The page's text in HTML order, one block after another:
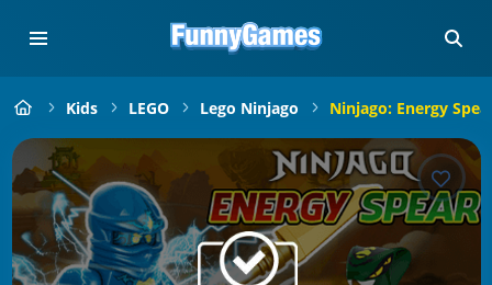
Kids LEGO Lego Ninjago Ninjago: Energy